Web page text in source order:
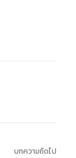
บทความถัดไป